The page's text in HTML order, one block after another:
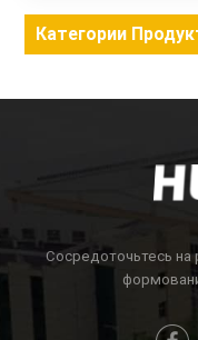
Категории
Сосредоточьтесь на